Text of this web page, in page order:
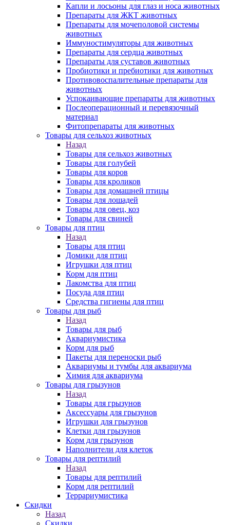
Капли и лосьоны для глаз и носа животных
Препараты для ЖКТ животных
Препараты для мочеполовой системы
животных
Иммуностимуляторы для животных
Препараты для сердца животных
Препараты для суставов животных
Пробиотики и пребиотики для животных
Противовоспалительные препараты для
животных
Успокаивающие препараты для животных
Послеоперационный и перевязочный
материал
Фитопрепараты для животных
Товары для сельхоз животных
Назад
Товары для сельхоз животных
Товары для голубей
Товары для коров
Товары для кроликов
Товары для домашней птицы
Товары для лошадей
Товары для овец, коз
Товары для свиней
Товары для птиц
Назад
Товары для птиц
Домики для птиц
Игрушки для птиц
Корм для птиц
Лакомства для птиц
Посуда для птиц
Средства гигиены для птиц
Товары для рыб
Назад
Товары для рыб
Аквариумистика
Корм для рыб
Пакеты для переноски рыб
Аквариумы и тумбы для аквариума
Химия для аквариума
Товары для грызунов
Назад
Товары для грызунов
Аксессуары для грызунов
Игрушки для грызунов
Клетки для грызунов
Корм для грызунов
Наполнители для клеток
Товары для рептилий
Назад
Товары для рептилий
Корм для рептилий
Террариумистика
Скидки
Назад
Скидки